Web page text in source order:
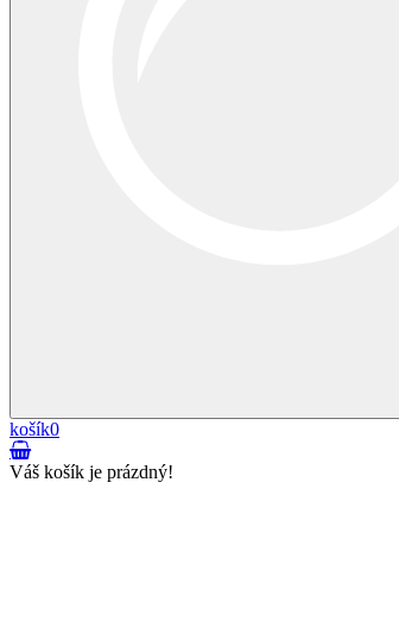
košík0
Váš košík je prázdný!